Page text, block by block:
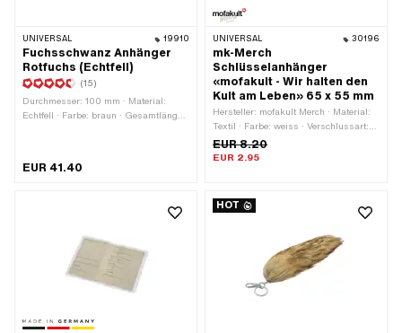
UNIVERSAL 19910
Fuchsschwanz Anhänger
Rotfuchs (Echtfell)
(15)
Durchmesser: 100 mm · Material:
Echtfell · Farbe: braun · Gesamtlänge:
EUR 41.40
UNIVERSAL 30196
mk-Merch
Schlüsselanhänger
«mofakult - Wir halten den
Kult am Leben» 65 x 55 mm
Hersteller: mofakult Merch · Material:
Textil · Farbe: weiss · Verschlussart:
Schlüsselring · Gesamtlänge: 65 mm
· Breite: 55 mm
EUR 8.20
EUR 2.95
HOT